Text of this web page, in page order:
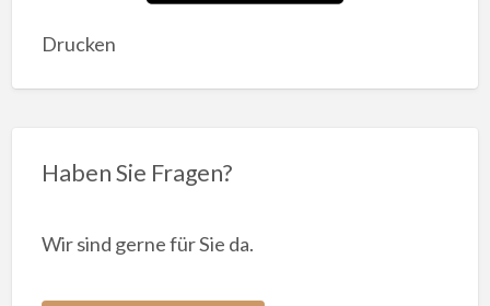
Drucken
Haben Sie Fragen?
Wir sind gerne für Sie da.